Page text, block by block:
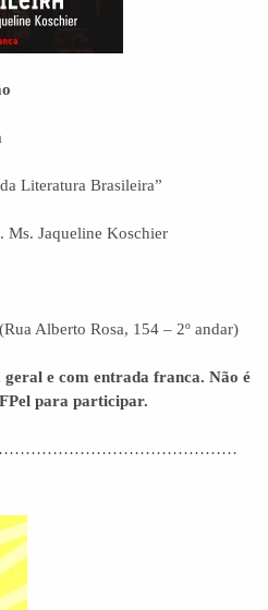
Literatura Brasileira”
Ms. Jaqueline Koschier
Alberto Rosa, 154 – 2º andar)
e com entrada franca. Não é
para participar.